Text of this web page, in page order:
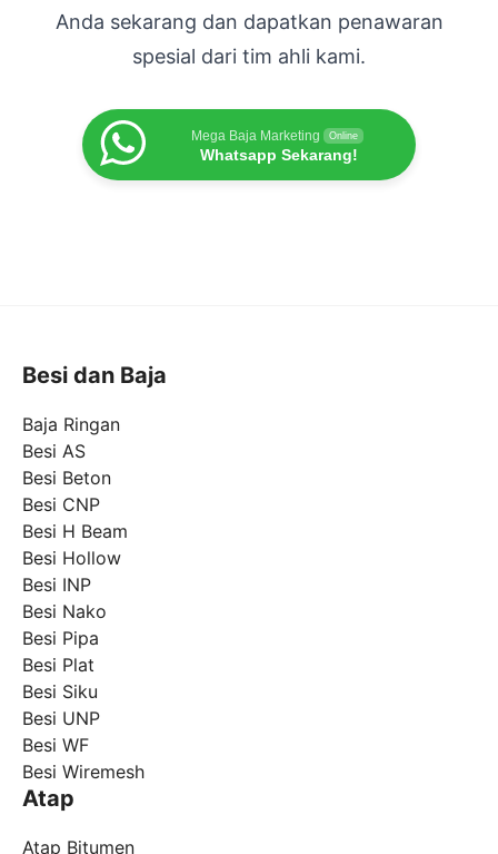
Anda sekarang dan dapatkan penawaran
spesial dari tim ahli kami.
Mega Baja Marketing Online
Whatsapp Sekarang!
Besi dan Baja
Baja Ringan
Besi AS
Besi Beton
Besi CNP
Besi H Beam
Besi Hollow
Besi INP
Besi Nako
Besi Pipa
Besi Plat
Besi Siku
Besi UNP
Besi WF
Besi Wiremesh
Atap
Atap Bitumen